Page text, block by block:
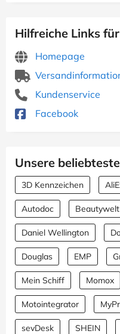
Hilfreiche Links
Homepage
Kundenservice
Facebook
Unsere
3D Kennzeichen
Autodoc Beautywelt
Daniel Wellington
Douglas EMP
Mein Schiff Momox
Motointegrator
sevDesk SHEIN